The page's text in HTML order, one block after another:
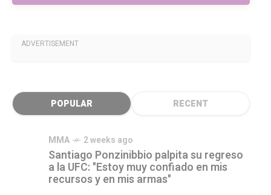
ADVERTISEMENT
POPULAR RECENT
MMA 2 weeks ago
Santiago Ponzinibbio palpita su regreso
a la UFC: "Estoy muy confiado en mis
recursos y en mis armas"